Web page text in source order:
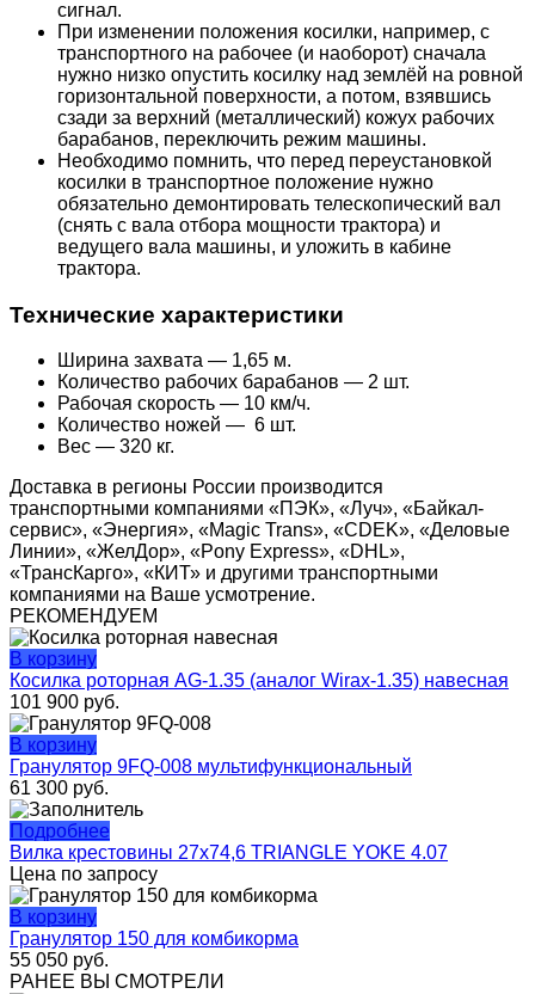
сигнал.
При изменении положения косилки, например, с
транспортного на рабочее (и наоборот) сначала
нужно низко опустить косилку над землёй на ровной
горизонтальной поверхности, а потом, взявшись
сзади за верхний (металлический) кожух рабочих
барабанов, переключить режим машины.
Необходимо помнить, что перед переустановкой
косилки в транспортное положение нужно
обязательно демонтировать телескопический вал
(снять с вала отбора мощности трактора) и
ведущего вала машины, и уложить в кабине
трактора.
Технические характеристики
Ширина захвата — 1,65 м.
Количество рабочих барабанов — 2 шт.
Рабочая скорость — 10 км/ч.
Количество ножей — 6 шт.
Вес — 320 кг.
Доставка в регионы России производится
транспортными компаниями «ПЭК», «Луч», «Байкал-
сервис», «Энергия», «Magic Trans», «CDEK», «Деловые
Линии», «ЖелДор», «Pony Express», «DHL»,
«ТрансКарго», «КИТ» и другими транспортными
компаниями на Ваше усмотрение.
РЕКОМЕНДУЕМ
В корзину
Косилка роторная AG-1.35 (аналог Wirax-1.35) навесная
101 900 руб.
В корзину
Гранулятор 9FQ-008 мультифункциональный
61 300 руб.
Подробнее
Вилка крестовины 27х74,6 TRIANGLE YOKE 4.07
Цена по запросу
В корзину
Гранулятор 150 для комбикорма
55 050 руб.
РАНЕЕ ВЫ СМОТРЕЛИ